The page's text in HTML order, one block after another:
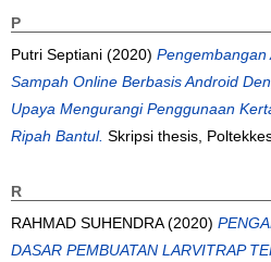
P
Putri Septiani (2020) Pengembangan
Sampah Online Berbasis Android
Upaya Mengurangi Penggunaan
Ripah Bantul. Skripsi thesis,
R
RAHMAD SUHENDRA(2020)
DASAR PEMBUATAN LARVITRAP